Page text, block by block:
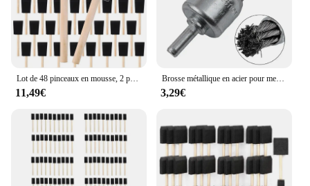
Lot de 48 pinceaux en mousse, 2 pouces, pour peinture
11,49€
Brosse métallique en acier pour meuleuse, élimination de la rouille, polissage au carbone, outils éloignés, perceuse à roue à nœud pneumatique, ensemble de roues à coupe sertie
3,29€